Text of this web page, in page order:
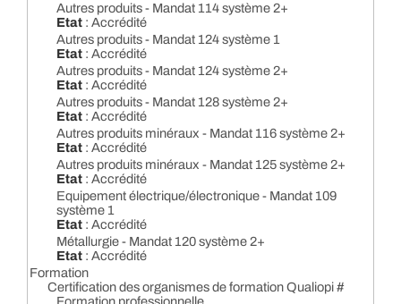
Autres produits - Mandat 114 système 2+
Etat : Accrédité
Autres produits - Mandat 124 système 1
Etat : Accrédité
Autres produits - Mandat 124 système 2+
Etat : Accrédité
Autres produits - Mandat 128 système 2+
Etat : Accrédité
Autres produits minéraux - Mandat 116 système 2+
Etat : Accrédité
Autres produits minéraux - Mandat 125 système 2+
Etat : Accrédité
Equipement électrique/électronique - Mandat 109
système 1
Etat : Accrédité
Métallurgie - Mandat 120 système 2+
Etat : Accrédité
Formation
Certification des organismes de formation Qualiopi #